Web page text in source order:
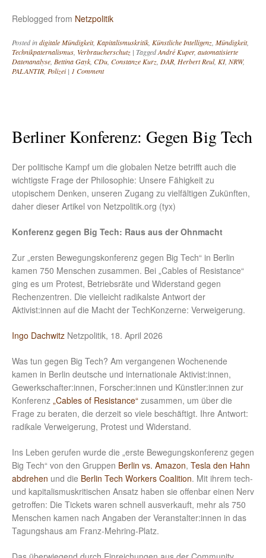
Reblogged from Netzpolitik
Posted indigitale Mündigkeit, Kapitalismuskritik, Künstliche Intelligenz, Mündigkeit,
Technikpaternalismus, Verbraucherschutz | TaggedAndré Kuper, automatisierte
Datenanalyse, Bettina Gayk, CDu, Constanze Kurz, DAR, Herbert Reul, KI, NRW,
PALANTIR, Polizei | 1 Comment
Berliner Konferenz: Gegen Big Tech
Der politische Kampf um die globalen Netze betrifft auch die
wichtigste Frage der Philosophie: Unsere Fähigkeit zu
utopischem Denken, unseren Zugang zu vielfältigen Zukünften,
daher dieser Artikel von Netzpolitik.org (tyx)
Konferenz gegen Big Tech: Raus aus der Ohnmacht
Zur „ersten Bewegungskonferenz gegen Big Tech“ in Berlin
kamen 750 Menschen zusammen. Bei „Cables of Resistance“
ging es um Protest, Betriebsräte und Widerstand gegen
Rechenzentren. Die vielleicht radikalste Antwort der
Aktivist:innen auf die Macht der TechKonzerne: Verweigerung.
Ingo Dachwitz Netzpolitik, 18. April 2026
Was tun gegen Big Tech? Am vergangenen Wochenende
kamen in Berlin deutsche und internationale Aktivist:innen,
Gewerkschafter:innen, Forscher:innen und Künstler:innen zur
Konferenz „Cables of Resistance“ zusammen, um über die
Frage zu beraten, die derzeit so viele beschäftigt. Ihre Antwort:
radikale Verweigerung, Protest und Widerstand.
Ins Leben gerufen wurde die „erste Bewegungskonferenz gegen
Big Tech“ von den Gruppen Berlin vs. Amazon, Tesla den Hahn
abdrehen und die Berlin Tech Workers Coalition. Mit ihrem tech-
und kapitalismuskritischen Ansatz haben sie offenbar einen Nerv
getroffen: Die Tickets waren schnell ausverkauft, mehr als 750
Menschen kamen nach Angaben der Veranstalter:innen in das
Tagungshaus am Franz-Mehring-Platz.